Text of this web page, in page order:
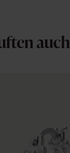
auch